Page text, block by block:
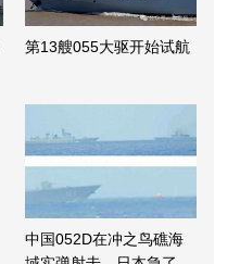
第13艘055大驱开始试航
中国052D在冲之鸟礁海